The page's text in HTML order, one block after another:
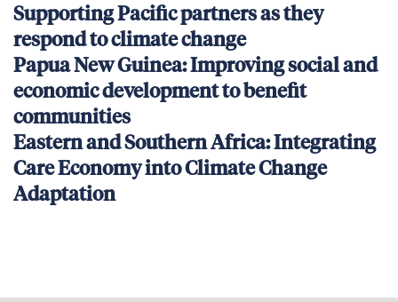
Supporting Pacific partners as they
respond to climate change
Papua New Guinea: Improving social and
economic development to benefit
communities
Eastern and Southern Africa: Integrating
Care Economy into Climate Change
Adaptation